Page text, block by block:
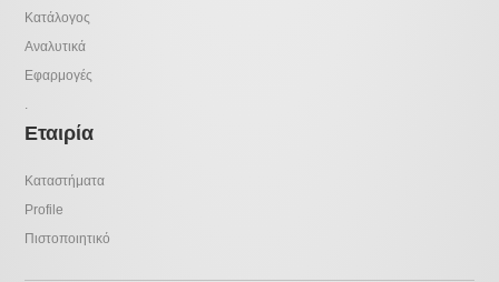
Κατάλογος
Αναλυτικά
Εφαρμογές
.
Εταιρία
Καταστήματα
Profile
Πιστοποιητικό